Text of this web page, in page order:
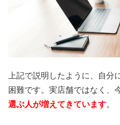
上記で説明したように、自分
困難です。実店舗ではなく、今
選ぶ人が増えてきています。